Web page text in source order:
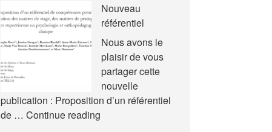
–
Congrès
International
l’Actualité
la
Recherche
Nouveau
référentiel
Nous avons le
plaisir de vous
partager cette
nouvelle
publication : Proposition d’un référentiel
de …Continue reading